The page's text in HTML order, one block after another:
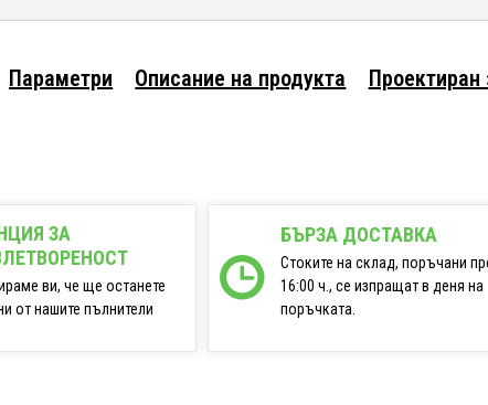
Параметри Описание на продукта Проектиран
ЗА
ви, че ще останете
от нашите пълнители
БЪРЗА ДОСТАВКА
Стоките на склад, поръчани
16:00 ч., се изпращат в деня на
поръчката.